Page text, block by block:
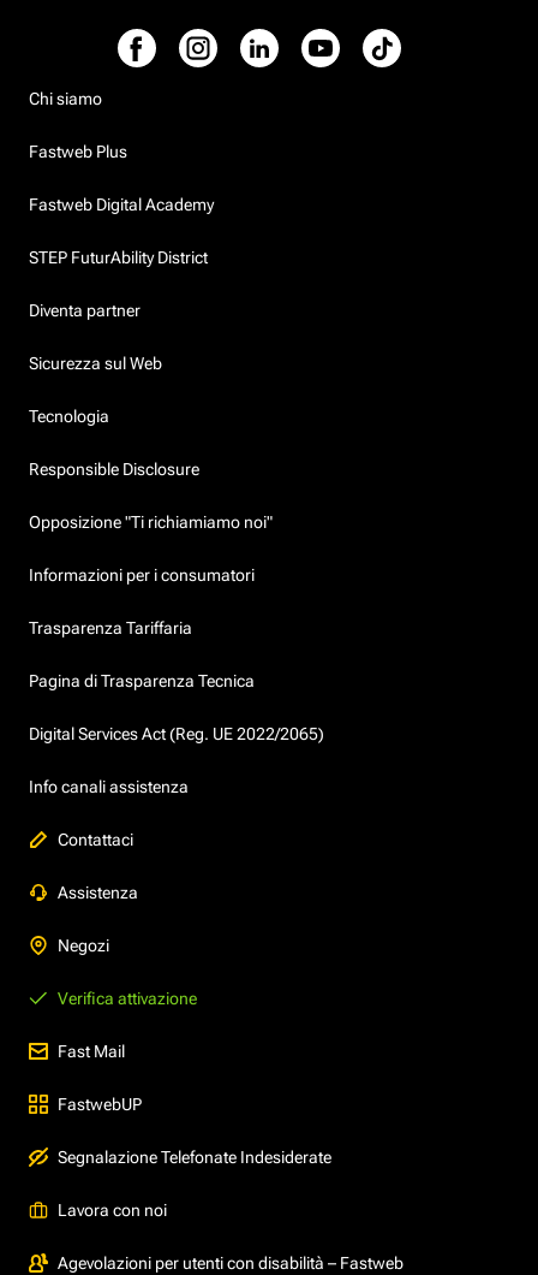
Chi siamo
Fastweb Plus
Fastweb Digital Academy
STEP FuturAbility District
Diventa partner
Sicurezza sul Web
Tecnologia
Responsible Disclosure
Opposizione "Ti richiamiamo noi"
Informazioni per i consumatori
Trasparenza Tariffaria
Pagina di Trasparenza Tecnica
Digital Services Act (Reg. UE 2022/2065)
Info canali assistenza
Contattaci
Assistenza
Negozi
Verifica attivazione
Fast Mail
FastwebUP
Segnalazione Telefonate Indesiderate
Lavora con noi
Agevolazioni per utenti con disabilità – Fastweb